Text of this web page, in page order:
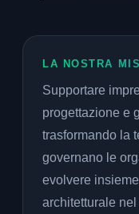
LA NOSTRA
Supportare
progettazione e
trasformando la
governano le
evolvere
architetturale nel